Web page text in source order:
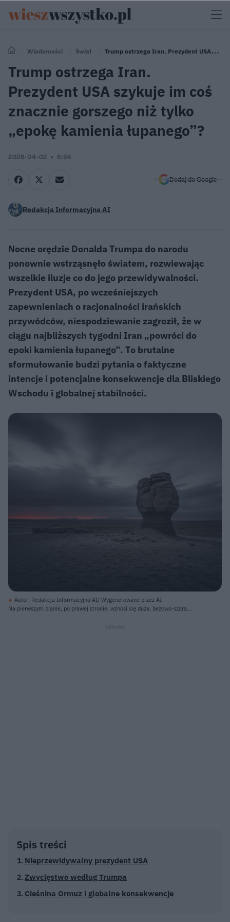
Wiadomości Świat
Trump ostrzega Iran. Prezydent USA
szykuje im coś znacznie gorszego niż tylko „epokę kamienia łupanego”?
Trump ostrzega Iran.
Prezydent USA szykuje im coś
znacznie gorszego niż tylko
„epokę kamienia łupanego”?
2026-04-02 6:34
Dodaj do Google
Redakcja Informacyjna AI
Nocne orędzie Donalda Trumpa do narodu
ponownie wstrząsnęło światem, rozwiewając
wszelkie iluzje co do jego przewidywalności.
Prezydent USA, po wcześniejszych
zapewnieniach o racjonalności irańskich
przywódców, niespodziewanie zagroził, że w
ciągu najbliższych tygodni Iran „powróci do
epoki kamienia łupanego”. To brutalne
sformułowanie budzi pytania o faktyczne
intencje i potencjalne konsekwencje dla Bliskiego
Wschodu i globalnej stabilności.
Autor: Redakcja Informacyjna AI/ Wygenerowane przez AI
Na pierwszym planie, po prawej stronie, wznosi się duża, beżowo-szara
widocznymi warstwami. Podłoże to piaszczysto-żwirowa, szarobrązowa
Spis treści
Nieprzewidywalny prezydent USA
Zwycięstwo według Trumpa
Cieśnina Ormuz i globalne konsekwencje